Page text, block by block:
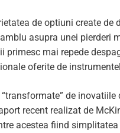
de optiuni create
asupra unei pierderi
primesc mai repede
oferite de
de
recent realizat de
acestea fiind